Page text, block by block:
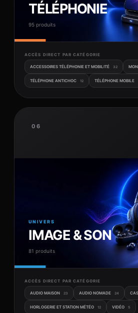
TÉLÉPHONIE
95 produits
ACCÈS DIRECT PAR CATÉGORIE
ACCESSOIRES TÉLÉPHONIE ET MOBILITÉ 32
TÉLÉPHONE ANTICHOC 12 TÉLÉPHONE MOBILE
06
UNIVERS
IMAGE & SON
81 produits
ACCÈS DIRECT PAR CATÉGORIE
AUDIO MAISON 23 AUDIO NOMADE 24
HORLOGERIE ET STATION MÉTÉO 12 VIDÉO 5